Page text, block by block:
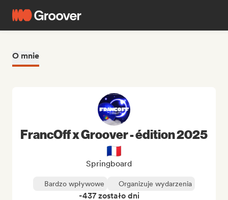
O mnie
FrancOff x Groover - édition 2025
🇫🇷
Springboard
Bardzo wpływowe Organizuje wydarzenia
-437 zostało dni